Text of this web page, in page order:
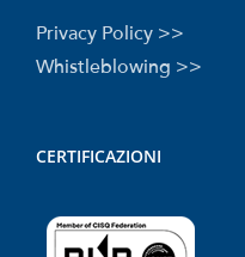
Privacy Policy >>
Whistleblowing >>
CERTIFICAZIONI